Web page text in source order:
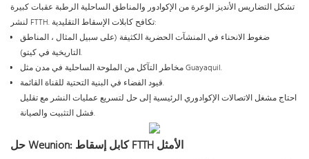
تشكل التضاريس الأنديز الوعرة من الإكوادور والمناطق الساحلية الرطبة عقبات كبيرة
لنشر FTTH. تكافح كابلات الإسقاط التقليدية:
ضغوط الانحناء في المنشآت الحضرية الكثيفة (على سبيل المثال ، المناطق
التاريخية في كيتو).
مخاطر التآكل من الملوحة الساحلية في مدن مثل Guayaquil.
قيود الفضاء في البنية التحتية للقناة القائمة.
احتاج مشغل الاتصالات الإكوادوري الرئيسية إلى حل لتسريع عمليات النشر مع تقليل
فشل التثبيت والصيانة.
حل Weunion: كابل إسقاط FTTH الأمثل